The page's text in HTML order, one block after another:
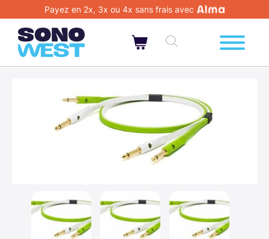
Payez en 2x, 3x ou 4x sans frais avec